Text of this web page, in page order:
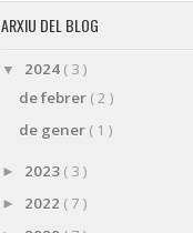
ARXIU DEL BLOG
▼ 2024 ( 3 )
de febrer ( 2 )
de gener ( 1 )
► 2023 ( 3 )
► 2022 ( 7 )